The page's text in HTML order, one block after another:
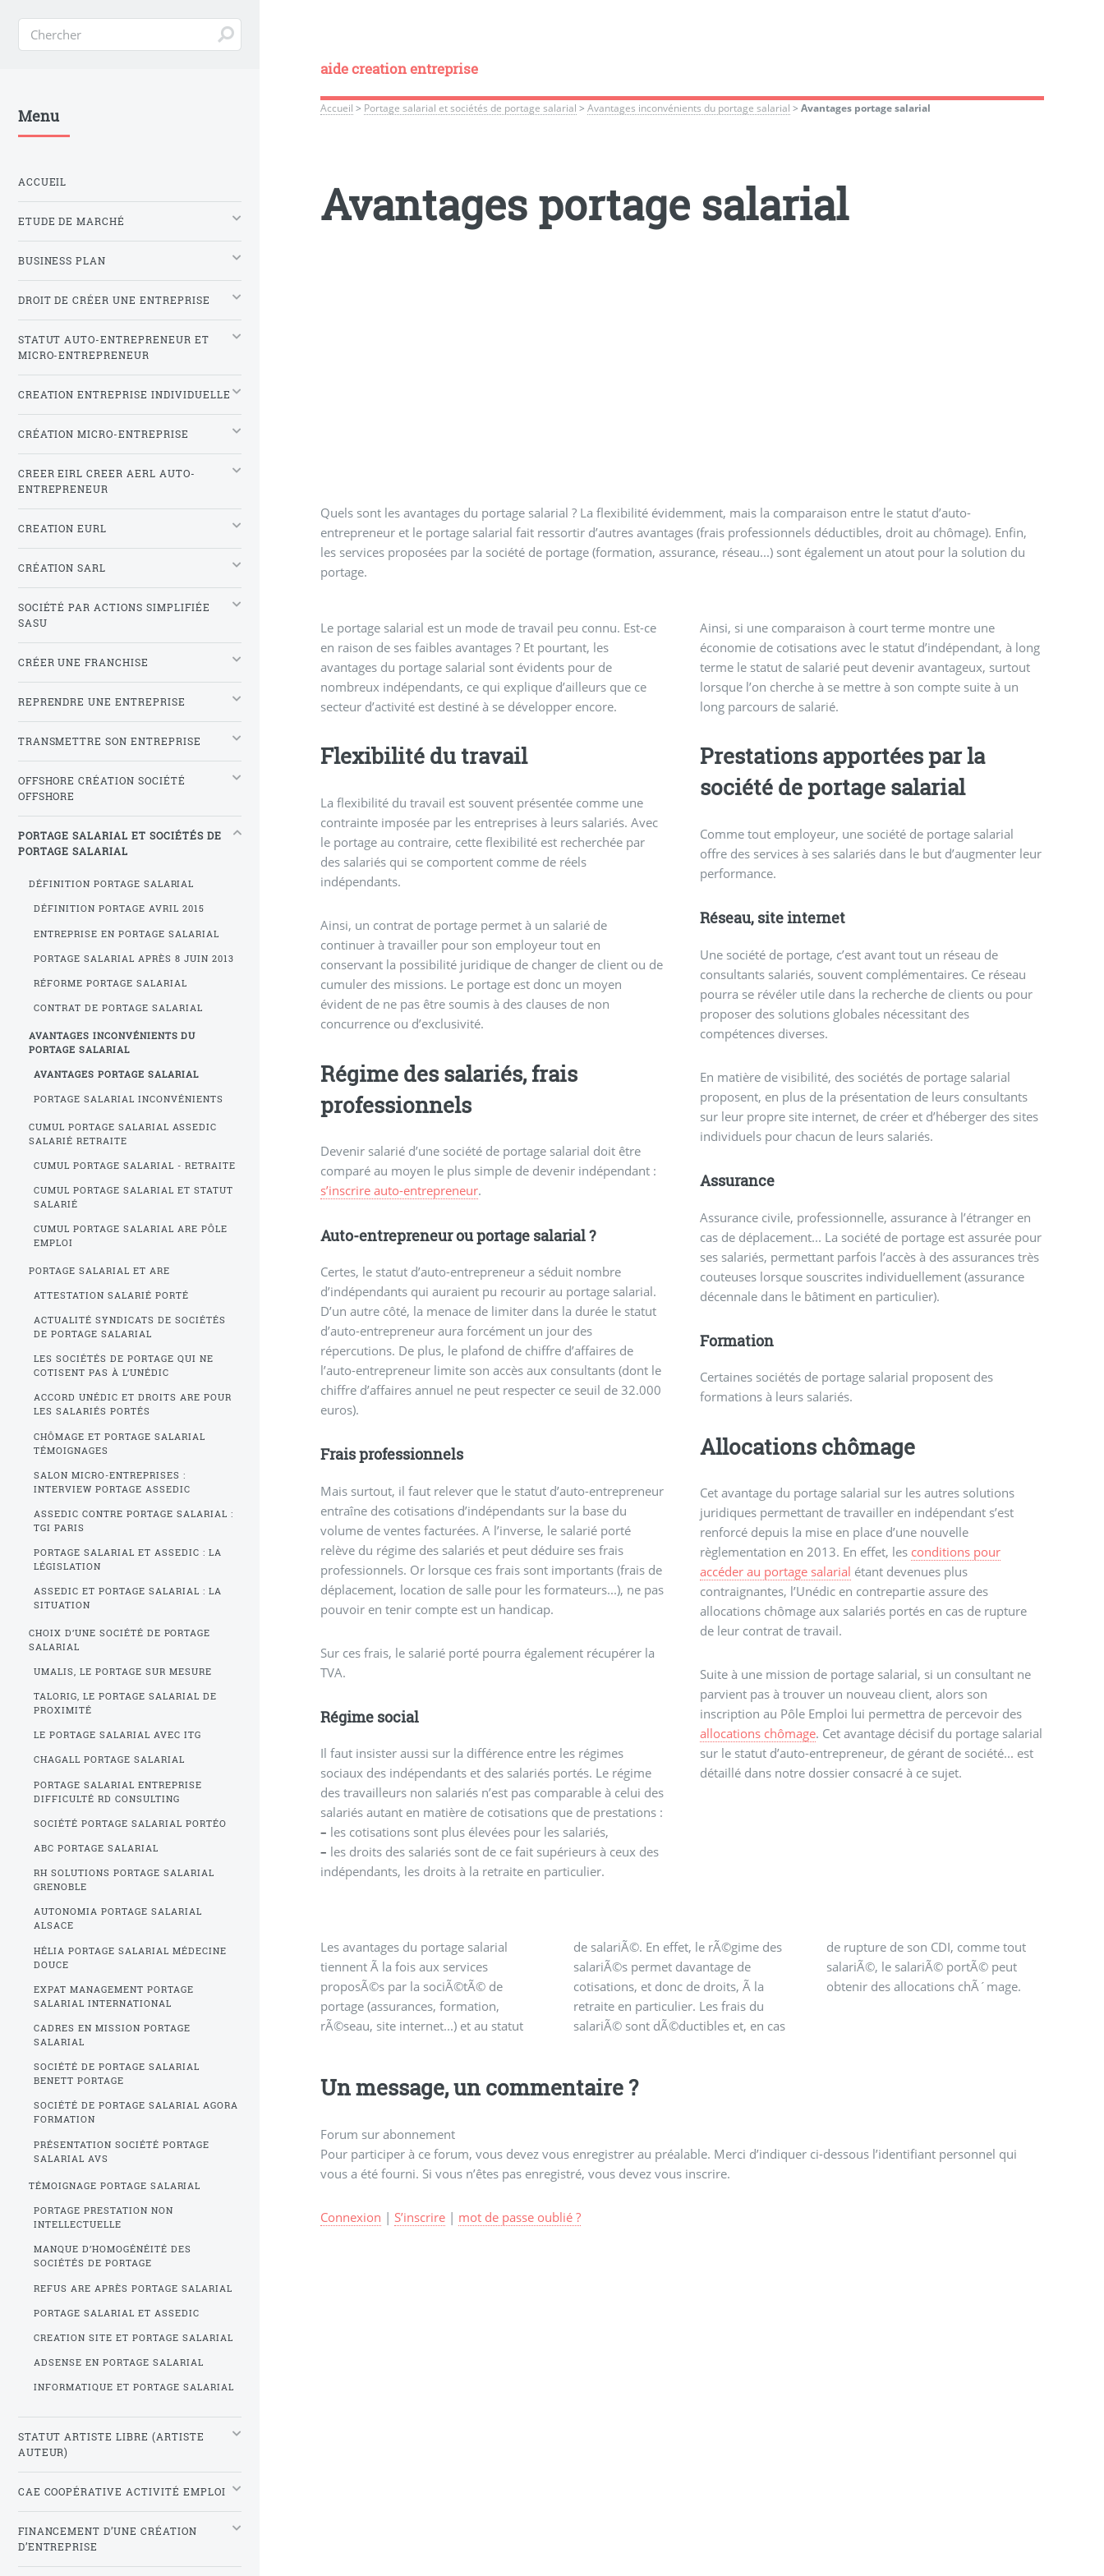
aide creation entreprise
Accueil > Portage salarial et sociétés de portage salarial > Avantages inconvénients du portage salarial > Avantages portage salarial
Avantages portage salarial
Quels sont les avantages du portage salarial ? La flexibilité évidemment, mais la comparaison entre le statut d’auto-
entrepreneur et le portage salarial fait ressortir d’autres avantages (frais professionnels déductibles, droit au chômage). Enfin,
les services proposées par la société de portage (formation, assurance, réseau...) sont également un atout pour la solution du
portage.
Le portage salarial est un mode de travail peu connu. Est-ce
en raison de ses faibles avantages ? Et pourtant, les
avantages du portage salarial sont évidents pour de
nombreux indépendants, ce qui explique d’ailleurs que ce
secteur d’activité est destiné à se développer encore.
Flexibilité du travail
La flexibilité du travail est souvent présentée comme une
contrainte imposée par les entreprises à leurs salariés. Avec
le portage au contraire, cette flexibilité est recherchée par
des salariés qui se comportent comme de réels
indépendants.
Ainsi, un contrat de portage permet à un salarié de
continuer à travailler pour son employeur tout en
conservant la possibilité juridique de changer de client ou de
cumuler des missions. Le portage est donc un moyen
évident de ne pas être soumis à des clauses de non
concurrence ou d’exclusivité.
Régime des salariés, frais
professionnels
Devenir salarié d’une société de portage salarial doit être
comparé au moyen le plus simple de devenir indépendant :
s’inscrire auto-entrepreneur.
Auto-entrepreneur ou portage salarial ?
Certes, le statut d’auto-entrepreneur a séduit nombre
d’indépendants qui auraient pu recourir au portage salarial.
D’un autre côté, la menace de limiter dans la durée le statut
d’auto-entrepreneur aura forcément un jour des
répercutions. De plus, le plafond de chiffre d’affaires de
l’auto-entrepreneur limite son accès aux consultants (dont le
chiffre d’affaires annuel ne peut respecter ce seuil de 32.000
euros).
Frais professionnels
Mais surtout, il faut relever que le statut d’auto-entrepreneur
entraîne des cotisations d’indépendants sur la base du
volume de ventes facturées. A l’inverse, le salarié porté
relève du régime des salariés et peut déduire ses frais
professionnels. Or lorsque ces frais sont importants (frais de
déplacement, location de salle pour les formateurs...), ne pas
pouvoir en tenir compte est un handicap.
Sur ces frais, le salarié porté pourra également récupérer la
TVA.
Régime social
Il faut insister aussi sur la différence entre les régimes
sociaux des indépendants et des salariés portés. Le régime
des travailleurs non salariés n’est pas comparable à celui des
salariés autant en matière de cotisations que de prestations :
– les cotisations sont plus élevées pour les salariés,
– les droits des salariés sont de ce fait supérieurs à ceux des
indépendants, les droits à la retraite en particulier.
Ainsi, si une comparaison à court terme montre une
économie de cotisations avec le statut d’indépendant, à long
terme le statut de salarié peut devenir avantageux, surtout
lorsque l’on cherche à se mettre à son compte suite à un
long parcours de salarié.
Prestations apportées par la
société de portage salarial
Comme tout employeur, une société de portage salarial
offre des services à ses salariés dans le but d’augmenter leur
performance.
Réseau, site internet
Une société de portage, c’est avant tout un réseau de
consultants salariés, souvent complémentaires. Ce réseau
pourra se révéler utile dans la recherche de clients ou pour
proposer des solutions globales nécessitant des
compétences diverses.
En matière de visibilité, des sociétés de portage salarial
proposent, en plus de la présentation de leurs consultants
sur leur propre site internet, de créer et d’héberger des sites
individuels pour chacun de leurs salariés.
Assurance
Assurance civile, professionnelle, assurance à l’étranger en
cas de déplacement... La société de portage est assurée pour
ses salariés, permettant parfois l’accès à des assurances très
couteuses lorsque souscrites individuellement (assurance
décennale dans le bâtiment en particulier).
Formation
Certaines sociétés de portage salarial proposent des
formations à leurs salariés.
Allocations chômage
Cet avantage du portage salarial sur les autres solutions
juridiques permettant de travailler en indépendant s’est
renforcé depuis la mise en place d’une nouvelle
règlementation en 2013. En effet, les conditions pour
accéder au portage salarial étant devenues plus
contraignantes, l’Unédic en contrepartie assure des
allocations chômage aux salariés portés en cas de rupture
de leur contrat de travail.
Suite à une mission de portage salarial, si un consultant ne
parvient pas à trouver un nouveau client, alors son
inscription au Pôle Emploi lui permettra de percevoir des
allocations chômage. Cet avantage décisif du portage salarial
sur le statut d’auto-entrepreneur, de gérant de société... est
détaillé dans notre dossier consacré à ce sujet.
Les avantages du portage salarial
tiennent Ã la fois aux services
proposÃ©s par la sociÃ©tÃ© de
portage (assurances, formation,
rÃ©seau, site internet...) et au statut
de salariÃ©. En effet, le rÃ©gime des
salariÃ©s permet davantage de
cotisations, et donc de droits, Ã la
retraite en particulier. Les frais du
salariÃ© sont dÃ©ductibles et, en cas
de rupture de son CDI, comme tout
salariÃ©, le salariÃ© portÃ© peut
obtenir des allocations chÃ´mage.
Un message, un commentaire ?
Forum sur abonnement
Pour participer à ce forum, vous devez vous enregistrer au préalable. Merci d’indiquer ci-dessous l’identifiant personnel qui
vous a été fourni. Si vous n’êtes pas enregistré, vous devez vous inscrire.
Connexion | S’inscrire| mot de passe oublié ?
Menu
ACCUEIL
ETUDE DE MARCHÉ
BUSINESS PLAN
DROIT DE CRÉER UNE ENTREPRISE
STATUT AUTO-ENTREPRENEUR ET
MICRO-ENTREPRENEUR
CREATION ENTREPRISE INDIVIDUELLE
CRÉATION MICRO-ENTREPRISE
CREER EIRL CREER AERL AUTO-
ENTREPRENEUR
CREATION EURL
CRÉATION SARL
SOCIÉTÉ PAR ACTIONS SIMPLIFIÉE
SASU
CRÉER UNE FRANCHISE
REPRENDRE UNE ENTREPRISE
TRANSMETTRE SON ENTREPRISE
OFFSHORE CRÉATION SOCIÉTÉ
OFFSHORE
PORTAGE SALARIAL ET SOCIÉTÉS DE
PORTAGE SALARIAL
DÉFINITION PORTAGE SALARIAL
DÉFINITION PORTAGE AVRIL 2015
ENTREPRISE EN PORTAGE SALARIAL
PORTAGE SALARIAL APRÈS 8 JUIN 2013
RÉFORME PORTAGE SALARIAL
CONTRAT DE PORTAGE SALARIAL
AVANTAGES INCONVÉNIENTS DU
PORTAGE SALARIAL
AVANTAGES PORTAGE SALARIAL
PORTAGE SALARIAL INCONVÉNIENTS
CUMUL PORTAGE SALARIAL ASSEDIC
SALARIÉ RETRAITE
CUMUL PORTAGE SALARIAL - RETRAITE
CUMUL PORTAGE SALARIAL ET STATUT
SALARIÉ
CUMUL PORTAGE SALARIAL ARE PÔLE
EMPLOI
PORTAGE SALARIAL ET ARE
ATTESTATION SALARIÉ PORTÉ
ACTUALITÉ SYNDICATS DE SOCIÉTÉS
DE PORTAGE SALARIAL
LES SOCIÉTÉS DE PORTAGE QUI NE
COTISENT PAS À L’UNÉDIC
ACCORD UNÉDIC ET DROITS ARE POUR
LES SALARIÉS PORTÉS
CHÔMAGE ET PORTAGE SALARIAL
TÉMOIGNAGES
SALON MICRO-ENTREPRISES :
INTERVIEW PORTAGE ASSEDIC
ASSEDIC CONTRE PORTAGE SALARIAL :
TGI PARIS
PORTAGE SALARIAL ET ASSEDIC : LA
LÉGISLATION
ASSEDIC ET PORTAGE SALARIAL : LA
SITUATION
CHOIX D’UNE SOCIÉTÉ DE PORTAGE
SALARIAL
UMALIS, LE PORTAGE SUR MESURE
TALORIG, LE PORTAGE SALARIAL DE
PROXIMITÉ
LE PORTAGE SALARIAL AVEC ITG
CHAGALL PORTAGE SALARIAL
PORTAGE SALARIAL ENTREPRISE
DIFFICULTÉ RD CONSULTING
SOCIÉTÉ PORTAGE SALARIAL PORTÉO
ABC PORTAGE SALARIAL
RH SOLUTIONS PORTAGE SALARIAL
GRENOBLE
AUTONOMIA PORTAGE SALARIAL
ALSACE
HÉLIA PORTAGE SALARIAL MÉDECINE
DOUCE
EXPAT MANAGEMENT PORTAGE
SALARIAL INTERNATIONAL
CADRES EN MISSION PORTAGE
SALARIAL
SOCIÉTÉ DE PORTAGE SALARIAL
BENETT PORTAGE
SOCIÉTÉ DE PORTAGE SALARIAL AGORA
FORMATION
PRÉSENTATION SOCIÉTÉ PORTAGE
SALARIAL AVS
TÉMOIGNAGE PORTAGE SALARIAL
PORTAGE PRESTATION NON
INTELLECTUELLE
MANQUE D’HOMOGÉNÉITÉ DES
SOCIÉTÉS DE PORTAGE
REFUS ARE APRÈS PORTAGE SALARIAL
PORTAGE SALARIAL ET ASSEDIC
CREATION SITE ET PORTAGE SALARIAL
ADSENSE EN PORTAGE SALARIAL
INFORMATIQUE ET PORTAGE SALARIAL
STATUT ARTISTE LIBRE (ARTISTE
AUTEUR)
CAE COOPÉRATIVE ACTIVITÉ EMPLOI
FINANCEMENT D’UNE CRÉATION
D’ENTREPRISE